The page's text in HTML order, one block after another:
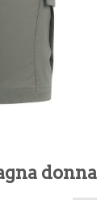
donna